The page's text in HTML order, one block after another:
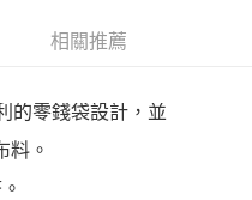
相關推薦
的零錢袋設計，並
料。